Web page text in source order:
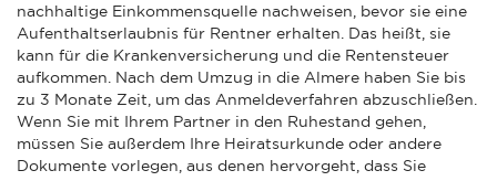
nachhaltige Einkommensquelle nachweisen, bevor sie eine
Aufenthaltserlaubnis für Rentner erhalten. Das heißt, sie
kann für die Krankenversicherung und die Rentensteuer
aufkommen. Nach dem Umzug in die Almere haben Sie bis
zu 3 Monate Zeit, um das Anmeldeverfahren abzuschließen.
Wenn Sie mit Ihrem Partner in den Ruhestand gehen,
müssen Sie außerdem Ihre Heiratsurkunde oder andere
Dokumente vorlegen, aus denen hervorgeht, dass Sie